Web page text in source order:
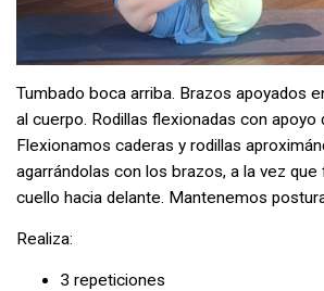
Tumbado boca arriba. Brazos apoyados
al cuerpo. Rodillas flexionadas con apoyo
Flexionamos caderas y rodillas
agarrándolas con los brazos, a la vez
cuello hacia delante. Mantenemos
Realiza:
3 repeticiones